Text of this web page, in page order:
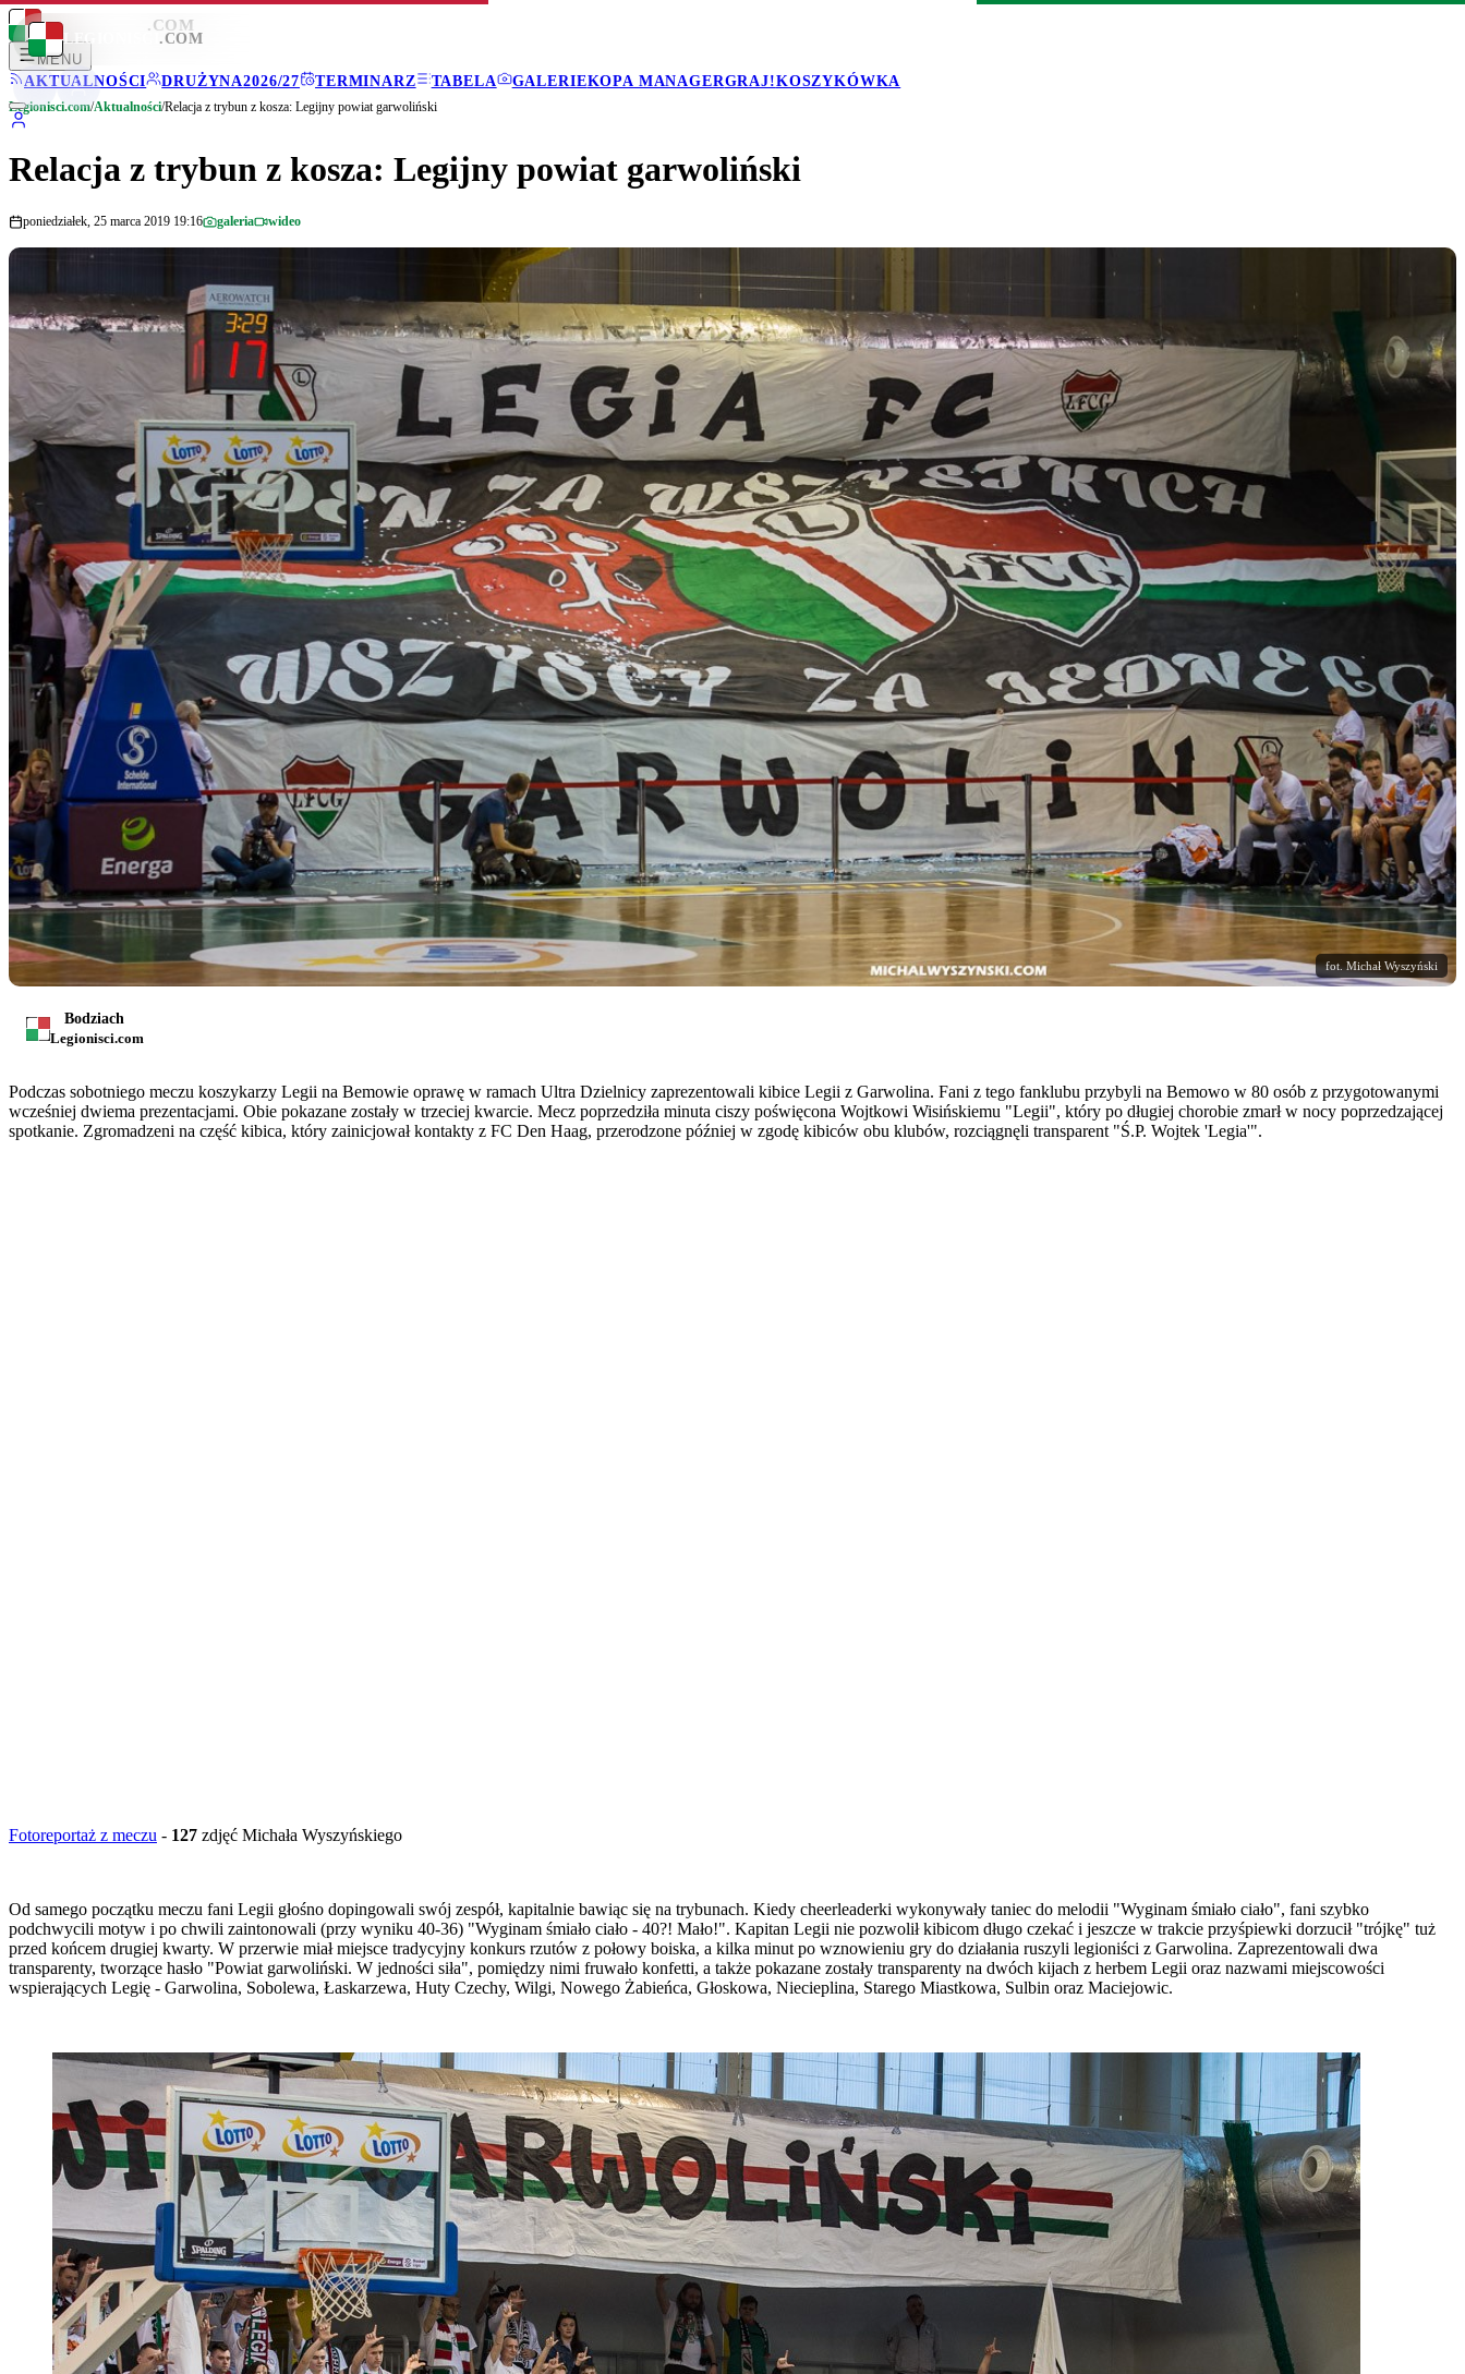
LEGIONISCI .COM
MENU
AKTUALNOŚCI
DRUŻYNA2026/27 TERMINARZ TABELA GALERIEKOPA MANAGERGRAJ!KOSZYKÓWKA
LEGIONISCI .COM
Legionisci.com/Aktualności/Relacja z trybun z kosza: Legijny powiat garwoliński
Relacja z trybun z kosza: Legijny powiat garwoliński
poniedziałek, 25 marca 2019 19:16 galeria wideo
fot. Michał Wyszyński
Bodziach
Legionisci.com
Podczas sobotniego meczu koszykarzy Legii na Bemowie oprawę w ramach Ultra Dzielnicy zaprezentowali kibice Legii z Garwolina. Fani z tego fanklubu przybyli na Bemowo w 80 osób z przygotowanymi
wcześniej dwiema prezentacjami. Obie pokazane zostały w trzeciej kwarcie. Mecz poprzedziła minuta ciszy poświęcona Wojtkowi Wisińskiemu "Legii", który po długiej chorobie zmarł w nocy poprzedzającej
spotkanie. Zgromadzeni na część kibica, który zainicjował kontakty z FC Den Haag, przerodzone później w zgodę kibiców obu klubów, rozciągnęli transparent "Ś.P. Wojtek 'Legia'".
Fotoreportaż z meczu - 127 zdjęć Michała Wyszyńskiego
Od samego początku meczu fani Legii głośno dopingowali swój zespół, kapitalnie bawiąc się na trybunach. Kiedy cheerleaderki wykonywały taniec do melodii "Wyginam śmiało ciało", fani szybko
podchwycili motyw i po chwili zaintonowali (przy wyniku 40-36) "Wyginam śmiało ciało - 40?! Mało!". Kapitan Legii nie pozwolił kibicom długo czekać i jeszcze w trakcie przyśpiewki dorzucił "trójkę" tuż
przed końcem drugiej kwarty. W przerwie miał miejsce tradycyjny konkurs rzutów z połowy boiska, a kilka minut po wznowieniu gry do działania ruszyli legioniści z Garwolina. Zaprezentowali dwa
transparenty, tworzące hasło "Powiat garwoliński. W jedności siła", pomiędzy nimi fruwało konfetti, a także pokazane zostały transparenty na dwóch kijach z herbem Legii oraz nazwami miejscowości
wspierających Legię - Garwolina, Sobolewa, Łaskarzewa, Huty Czechy, Wilgi, Nowego Żabieńca, Głoskowa, Niecieplina, Starego Miastkowa, Sulbin oraz Maciejowic.